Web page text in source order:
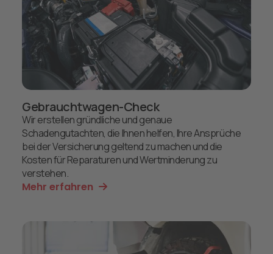
Gebrauchtwagen-Check
Wir erstellen gründliche und genaue
Schadengutachten, die Ihnen helfen, Ihre Ansprüche
bei der Versicherung geltend zu machen und die
Kosten für Reparaturen und Wertminderung zu
verstehen.
Mehr erfahren 